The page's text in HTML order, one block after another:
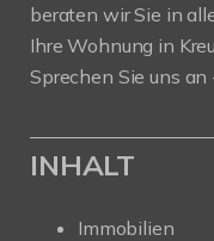
beraten wir Sie in
Ihre Wohnung in
Sprechen Sie uns an
INHALT
Immobilien